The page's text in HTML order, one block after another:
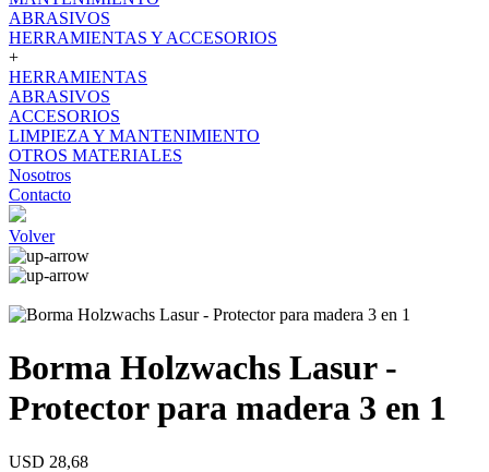
ABRASIVOS
HERRAMIENTAS Y ACCESORIOS
+
HERRAMIENTAS
ABRASIVOS
ACCESORIOS
LIMPIEZA Y MANTENIMIENTO
OTROS MATERIALES
Nosotros
Contacto
Volver
Borma Holzwachs Lasur -
Protector para madera 3 en 1
USD 28,68